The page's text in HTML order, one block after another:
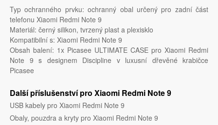
Typ ochranného prvku: ochranný obal určený pro zadní část
telefonu Xiaomi Redmi Note 9
Materiál: černý silikon, tvrzený plast a plexisklo
Kompatibilní s: Xiaomi Redmi Note 9
Obsah balení: 1x Picasee ULTIMATE CASE pro Xiaomi Redmi
Note 9 s designem Discipline v luxusní dřevěné krabičce
Picasee
Další příslušenství pro Xiaomi Redmi Note 9
USB kabely pro Xiaomi Redmi Note 9
Obaly, pouzdra a kryty pro Xiaomi Redmi Note 9